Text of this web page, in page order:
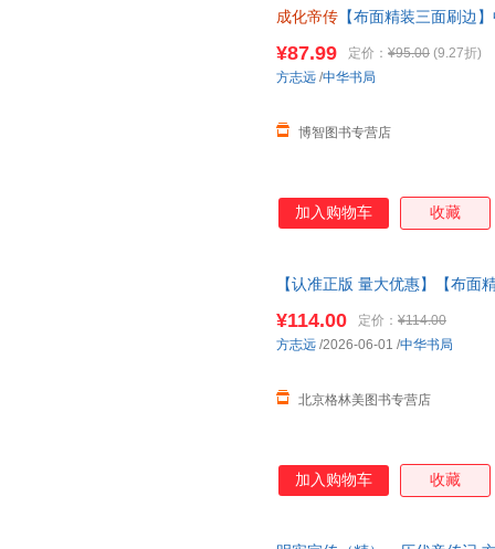
成化帝传 【布面精装三面刷边
¥87.99 定价： ¥95.00 (9.27折)
博智图书专营店
方志远 /中华书局
加入购物车 收藏
【认准正版 量大优惠】【布面
发票 联系客服领取
¥114.00 定价： ¥114.00
北京格林美图书专营店
方志远 /2026-06-01 /中华书局
加入购物车 收藏